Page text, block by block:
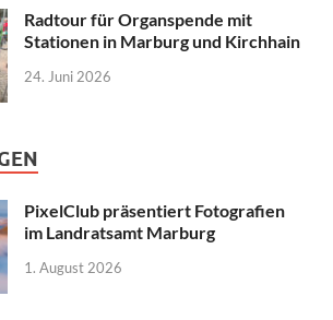
Radtour für Organspende mit
Stationen in Marburg und Kirchhain
24. Juni 2026
PixelClub präsentiert Fotografien
im Landratsamt Marburg
1. August 2026